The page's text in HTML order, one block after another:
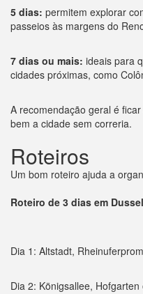
5 dias: permitem explorar
passeios às margens do
7 dias ou mais: ideais para
cidades próximas, como
A recomendação geral é
bem a cidade sem correria.
Roteiros
Um bom roteiro ajuda a
Roteiro de 3 dias em
Dia 1: Altstadt,
Dia 2: Königsallee,